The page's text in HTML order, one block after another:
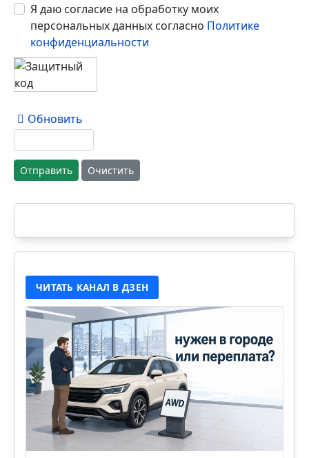
Я даю согласие на обработку моих
персональных данных согласно Политике
конфиденциальности
Обновить
Отправить Очистить
ЧИТАТЬ КАНАЛ В ДЗЕН